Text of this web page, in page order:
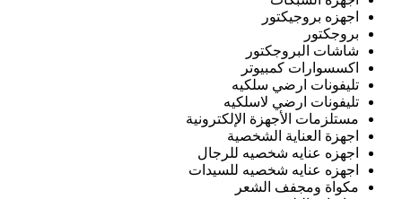
اجهزه بروجيكتور
بروجكتور
شاشات البروجكتور
اكسسوارات كمبيوتر
تليفونات ارضي سلكيه
تليفونات ارضي لاسلكيه
مستلزمات الأجهزة الإلكترونية
اجهزة العناية الشخصية
اجهزه عنايه شخصيه للرجال
اجهزه عنايه شخصيه للسيدات
مكواة ومجفف الشعر